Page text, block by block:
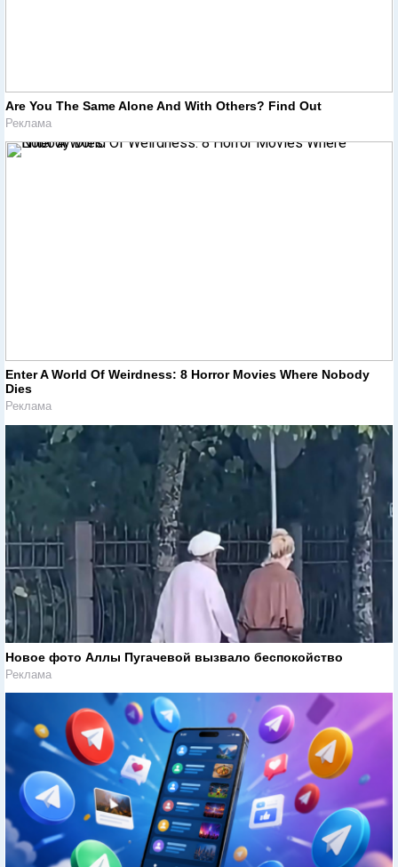
Are You The Same Alone And With Others? Find Out
Реклама
Enter A World Of Weirdness: 8 Horror Movies Where Nobody
Dies
Реклама
Новое фото Аллы Пугачевой вызвало беспокойство
Реклама